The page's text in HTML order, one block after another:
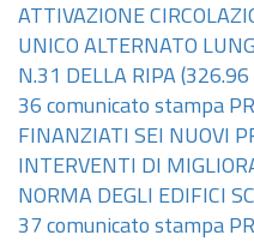
ATTIVAZIONE
UNICO ALTERNATO
N.31 DELLA RIPA (326.96
36 comunicato stampa
FINANZIATI SEI NUOVI
INTERVENTI DI
NORMA DEGLI EDIFICI
37 comunicato stampa